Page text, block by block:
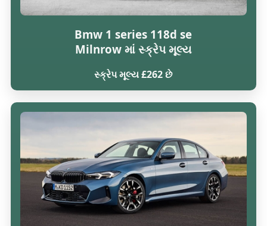
Bmw 1 series 118d se
Milnrow માં સ્ક્રેપ મૂલ્ય
સ્ક્રેપ મૂલ્ય £262 છે